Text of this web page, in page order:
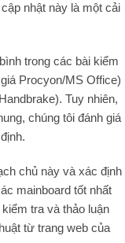
nhật này là một cải
trong các bài kiểm
Procyon/MS Office)
Tuy nhiên,
chúng tôi đánh giá
chủ này và xác định
mainboard tốt nhất
tra và thảo luận
từ trang web của